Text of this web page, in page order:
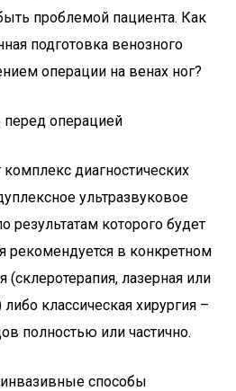
проблемой пациента. Как
подготовка венозного
операции на венах ног?
перед операцией
комплекс диагностических
ультразвуковое
результатам которого будет
рекомендуется в конкретном
(склеротерапия, лазерная или
классическая хирургия –
полностью или частично.
способы